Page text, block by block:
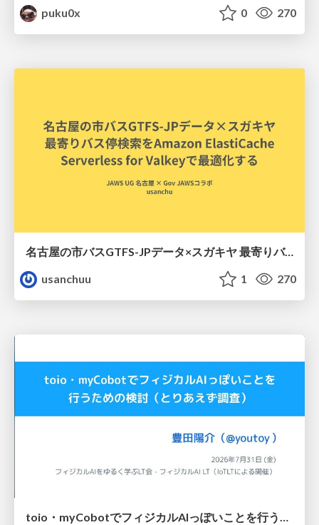
puku0x
0 270
名古屋の市バスGTFS-JPデータ×スガキヤ 最寄りバス停検索をAmazon ElastiCache Serverless for Valkeyで最適化する
usanchuu
1 270
toio・myCobotでフィジカルAIっぽいことを行うための検討（とりあえず調査） / フィジカルAI LT（IoTLTによる開催）